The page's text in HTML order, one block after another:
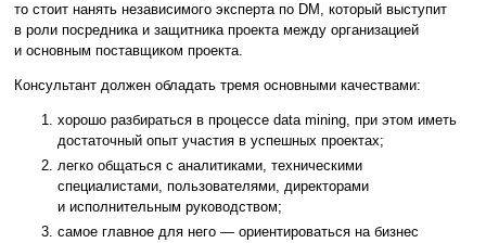
то стоит нанять независимого эксперта по DM, который выступит
в роли посредника и защитника проекта между организацией
и основным поставщиком проекта.
Консультант должен обладать тремя основными качествами:
хорошо разбираться в процессе data mining, при этом иметь
достаточный опыт участия в успешных проектах;
легко общаться с аналитиками, техническими
специалистами, пользователями, директорами
и исполнительным руководством;
самое главное для него — ориентироваться на бизнес